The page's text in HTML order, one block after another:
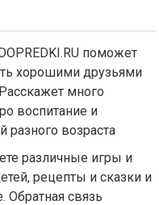
поможет
хорошими друзьями
много
воспитание и
разного возраста
различные игры и
рецепты и сказки и
Обратная связь